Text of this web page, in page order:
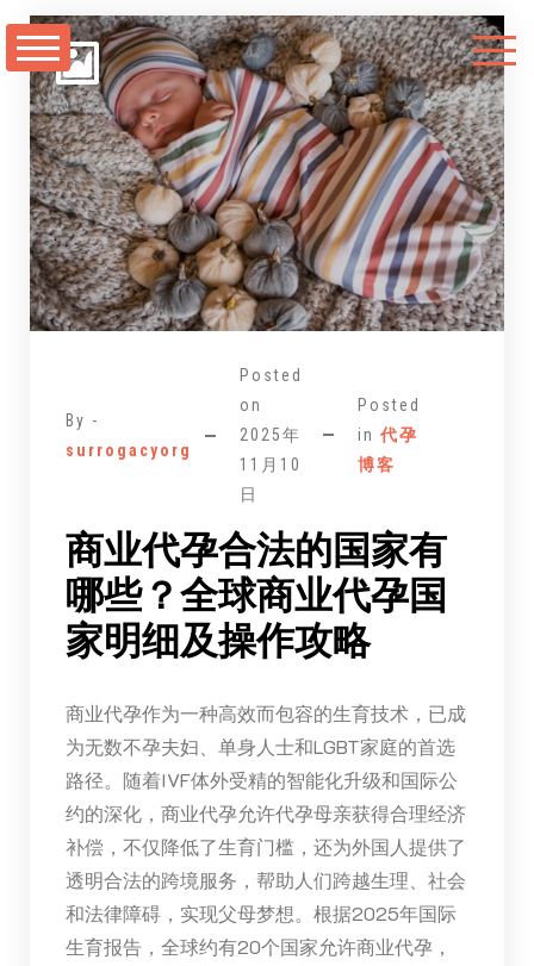
至
By -
surrogacyorg
Posted
on
2025年
11月10
日
Posted
in代孕
博客
商业代孕合法的国家有
哪些？全球商业代孕国
家明细及操作攻略
商业代孕作为一种高效而包容的生育技术，已成
为无数不孕夫妇、单身人士和LGBT家庭的首选
路径。随着IVF体外受精的智能化升级和国际公
约的深化，商业代孕允许代孕母亲获得合理经济
补偿，不仅降低了生育门槛，还为外国人提供了
透明合法的跨境服务，帮助人们跨越生理、社会
和法律障碍，实现父母梦想。根据2025年国际
生育报告，全球约有20个国家允许商业代孕，